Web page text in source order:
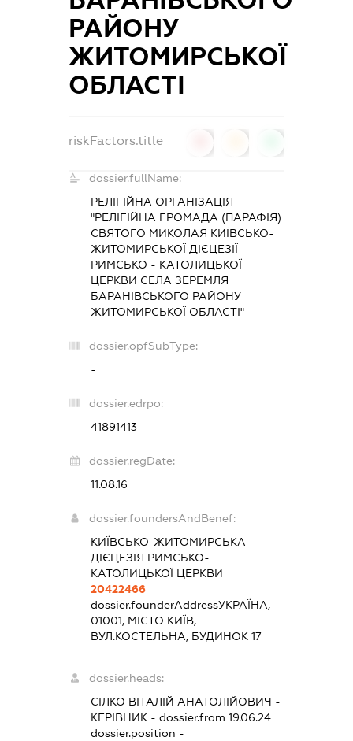
РАЙОНУ
ЖИТОМИРСЬКОЇ
ОБЛАСТІ
riskFactors.title
dossier.fullName:
РЕЛІГІЙНА ОРГАНІЗАЦІЯ
"РЕЛІГІЙНА ГРОМАДА (ПАРАФІЯ)
СВЯТОГО МИКОЛАЯ КИЇВСЬКО-
ЖИТОМИРСЬКОЇ ДІЄЦЕЗІЇ
РИМСЬКО - КАТОЛИЦЬКОЇ
ЦЕРКВИ СЕЛА ЗЕРЕМЛЯ
БАРАНІВСЬКОГО РАЙОНУ
ЖИТОМИРСЬКОЇ ОБЛАСТІ"
dossier.opfSubType:
-
dossier.edrpo:
41891413
dossier.regDate:
11.08.16
dossier.foundersAndBenef:
КИЇВСЬКО-ЖИТОМИРСЬКА
ДІЄЦЕЗІЯ РИМСЬКО-
КАТОЛИЦЬКОЇ ЦЕРКВИ
20422466
dossier.founderAddressУКРАЇНА,
01001, МІСТО КИЇВ,
ВУЛ.КОСТЕЛЬНА, БУДИНОК 17
dossier.heads:
СІЛКО ВІТАЛІЙ АНАТОЛІЙОВИЧ -
КЕРІВНИК- dossier.from 19.06.24
dossier.position -